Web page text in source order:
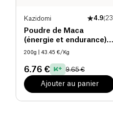
Kazidomi 4.9(23
Poudre de Maca
(énergie et endurance)
bio
200g | 43.45 €/Kg
6.76 € 9.65 €
Ajouter au panier